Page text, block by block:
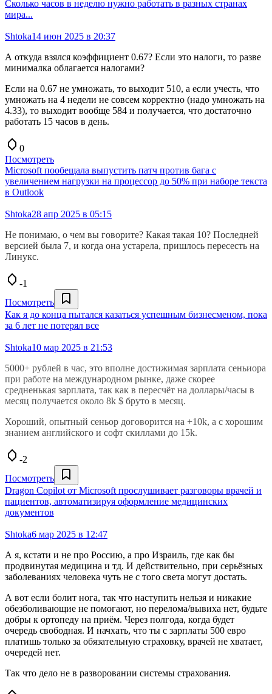
Сколько часов в неделю нужно работать в разных странах
мира...
Shtoka14 июн 2025 в 20:37
А откуда взялся коэффициент 0.67? Если это налоги, то разве
минималка облагается налогами?
Если на 0.67 не умножать, то выходит 510, а если учесть, что
умножать на 4 недели не совсем корректно (надо умножать на
4.33), то выходит вообще 584 и получается, что достаточно
работать 15 часов в день.
0
Посмотреть
Microsoft пообещала выпустить патч против бага с
увеличением нагрузки на процессор до 50% при наборе текста
в Outlook
Shtoka28 апр 2025 в 05:15
Не понимаю, о чем вы говорите? Какая такая 10? Последней
версией была 7, и когда она устарела, пришлось пересесть на
Линукс.
-1
Посмотреть
Как я до конца пытался казаться успешным бизнесменом, пока
за 6 лет не потерял все
Shtoka10 мар 2025 в 21:53
5000+ рублей в час, это вполне достижимая зарплата сеньиора
при работе на международном рынке, даже скорее
средненькая зарплата, так как в пересчёт на доллары/часы в
месяц получается около 8k $ бруто в месяц.
Хороший, опытный сеньор договорится на +10k, а с хорошим
знанием английского и софт скиллами до 15k.
-2
Посмотреть
Dragon Copilot от Microsoft прослушивает разговоры врачей и
пациентов, автоматизируя оформление медицинских
документов
Shtoka6 мар 2025 в 12:47
А я, кстати и не про Россию, а про Израиль, где как бы
продвинутая медицина и тд. И действительно, при серьёзных
заболеваниях человека чуть не с того света могут достать.
А вот если болит нога, так что наступить нельзя и никакие
обезболивающие не помогают, но перелома/вывиха нет, будьте
добры к ортопеду на приём. Через полгода, когда будет
очередь свободная. И начхать, что ты с зарплаты 500 евро
платишь только за обязательную страховку, врачей не хватает,
очередей нет.
Так что дело не в разворовании системы страхования.